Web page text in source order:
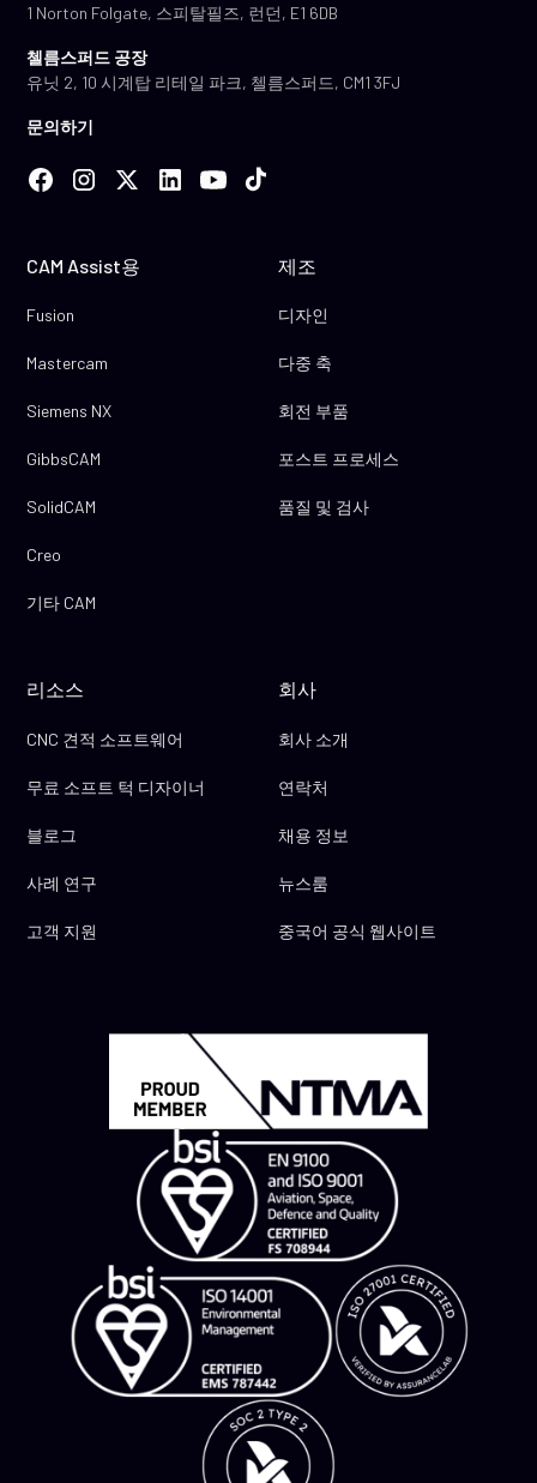
1 Norton Folgate, 스피탈필즈, 런던, E1 6DB
첼름스퍼드 공장
유닛 2, 10 시계탑 리테일 파크, 첼름스퍼드, CM1 3FJ
문의하기
CAM Assist용
Fusion
Mastercam
Siemens NX
GibbsCAM
SolidCAM
Creo
기타 CAM
제조
디자인
다중 축
회전 부품
포스트 프로세스
품질 및 검사
리소스
CNC 견적 소프트웨어
무료 소프트 턱 디자이너
블로그
사례 연구
고객 지원
회사
회사 소개
연락처
채용 정보
뉴스룸
중국어 공식 웹사이트